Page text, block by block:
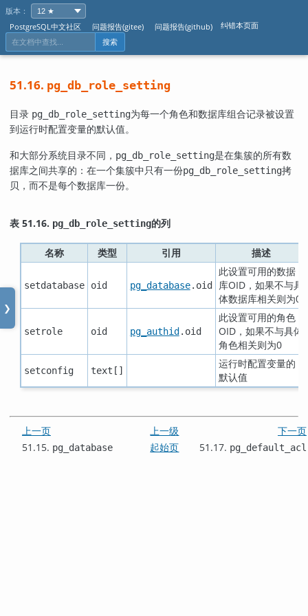
版本：
PostgreSQL中文社区
问题报告(gitee) 问题报告(github) 纠错本页面
搜索
❯
51.16. pg_db_role_setting
目录 pg_db_role_setting为每一个角色和数据库组合记录被设置
到运行时配置变量的默认值。
和大部分系统目录不同， pg_db_role_setting是在集簇的所有数
据库之间共享的：在一个集簇中只有一份pg_db_role_setting拷
贝，而不是每个数据库一份。
表 51.16. pg_db_role_setting的列
名称 类型 引用 描述
setdatabase oid pg_database.oid
此设置可用的数据
库OID，如果不与具
体数据库相关则为0
setrole oid pg_authid .oid
此设置可用的角色
OID，如果不与具体
角色相关则为0
setconfig text[]
运行时配置变量的
默认值
上一页 上一级
下一页
51.15. pg_database 起始页 51.17. pg_default_acl